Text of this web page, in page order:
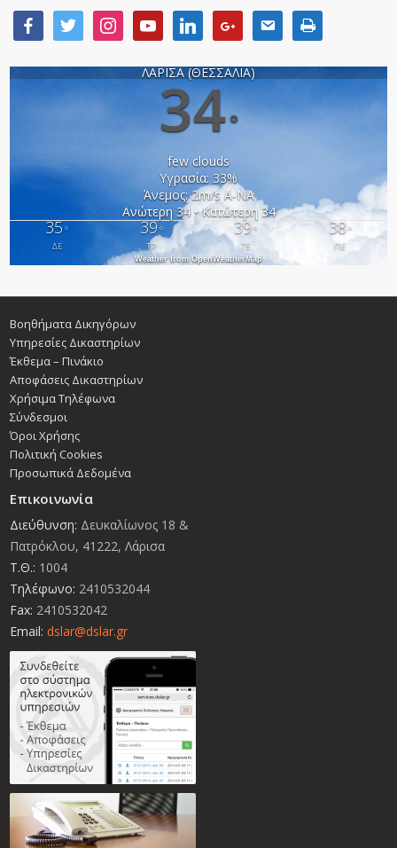
ΛΑΡΙΣΑ (ΘΕΣΣΑΛΙΑ)
34°
few clouds
Υγρασία: 33%
Άνεμος: 2m/s Α-ΝΑ
Ανώτερη 34 • Κατώτερη 34
35°
ΔΕ
39°
ΤΡ
39°
ΤΕ
38°
ΠΕ
Weather from OpenWeatherMap
Βοηθήματα Δικηγόρων
Υπηρεσίες Δικαστηρίων
Έκθεμα – Πινάκιο
Αποφάσεις Δικαστηρίων
Χρήσιμα Τηλέφωνα
Σύνδεσμοι
Όροι Χρήσης
Πολιτική Cookies
Προσωπικά Δεδομένα
Επικοινωνία
Διεύθυνση: Δευκαλίωνος 18 &
Πατρόκλου, 41222, Λάρισα
Τ.Θ.: 1004
Τηλέφωνο: 2410532044
Fax: 2410532042
Email: dslar@dslar.gr